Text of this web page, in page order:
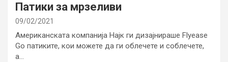
Патики за мрзеливи
09/02/2021
Американската компанија Најк ги дизајнираше Flyease
Go патиките, кои можете да ги облечете и соблечете,
а…